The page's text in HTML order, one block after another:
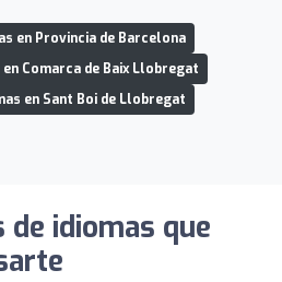
en Provincia de Barcelona
Comarca de Baix Llobregat
en Sant Boi de Llobregat
de idiomas que